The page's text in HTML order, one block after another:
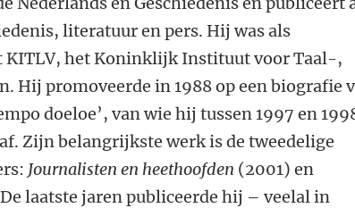
literatuur en pers. Hij was als
KITLV, het Koninklijk Instituut voor Taal-,
Hij promoveerde in 1988 op een biografie
doeloe’, van wie hij tussen 1997 en
Zijn belangrijkste werk is de tweedelige
Journalisten en heethoofden (2001) en
laatste jaren publiceerde hij – veelal in